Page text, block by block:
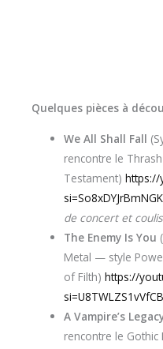
Quelques pièces à
We All Shall Fall
rencontre le
Testament)https://
de concert et
The Enemy Is You
Metal — style
of Filth)https://
A Vampire’s
rencontre le